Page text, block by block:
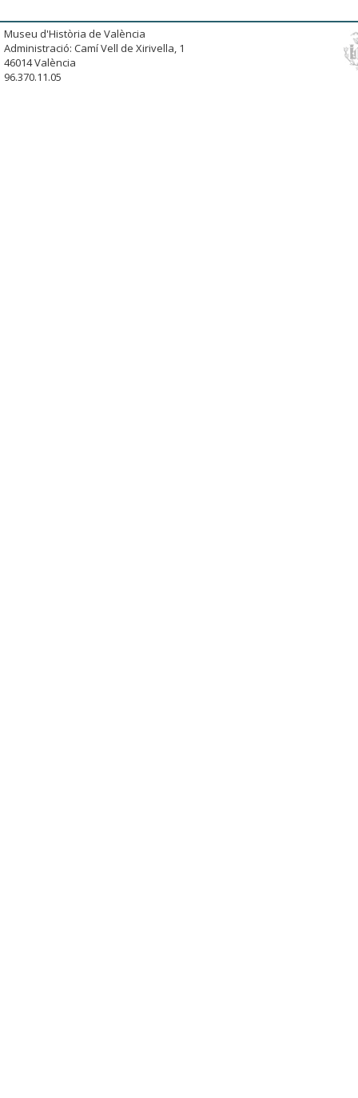
Museu d'Història de València
Administració: Camí Vell de Xirivella, 1
46014 València
96.370.11.05